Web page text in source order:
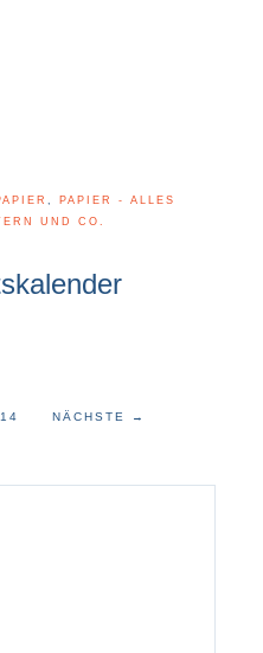
PAPIER - ALLES
UND CO.
14 NÄCHSTE →